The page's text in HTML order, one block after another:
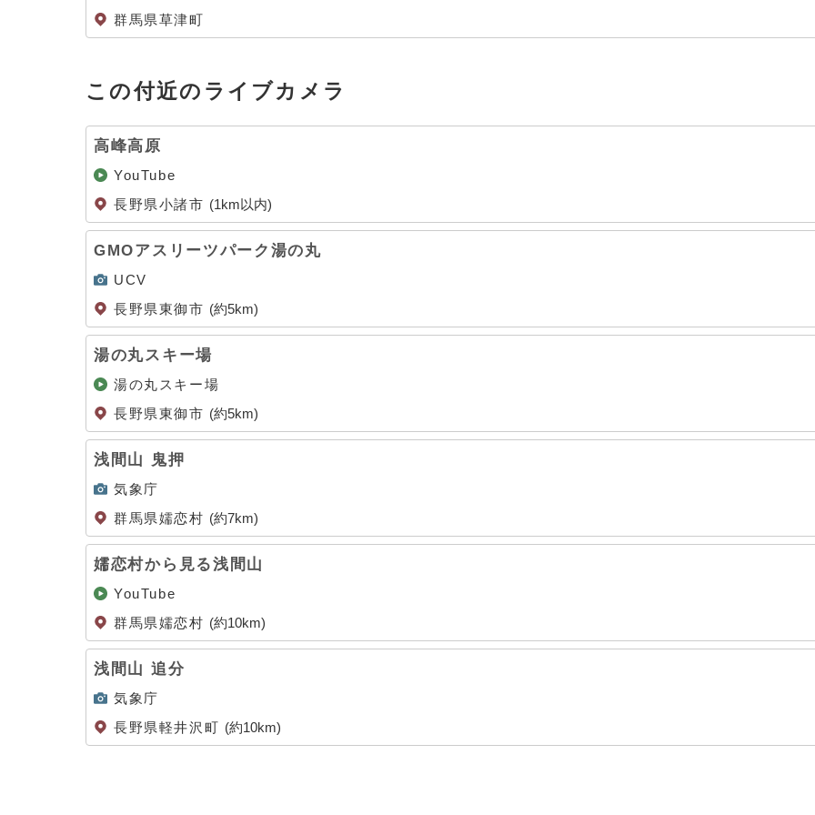
群馬県草津町
この付近のライブカメラ
高峰高原
YouTube
長野県小諸市 (1km以内)
GMOアスリーツパーク湯の丸
UCV
長野県東御市 (約5km)
湯の丸スキー場
湯の丸スキー場
長野県東御市 (約5km)
浅間山 鬼押
気象庁
群馬県嬬恋村 (約7km)
嬬恋村から見る浅間山
YouTube
群馬県嬬恋村 (約10km)
浅間山 追分
気象庁
長野県軽井沢町 (約10km)